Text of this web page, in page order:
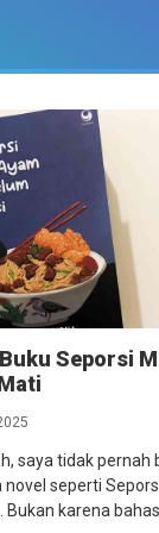
Seporsi
saya tidak pernah
seperti
Bukan karena